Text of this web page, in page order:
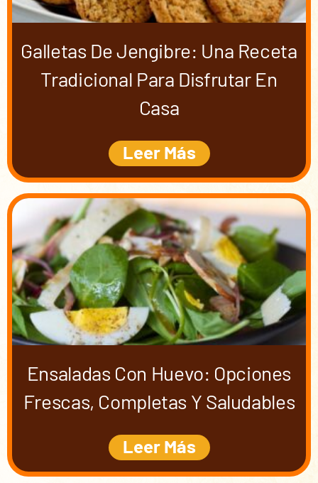
Galletas De Jengibre: Una Receta
Tradicional Para Disfrutar En
Casa
Leer Más
Ensaladas Con Huevo: Opciones
Frescas, Completas Y Saludables
Leer Más